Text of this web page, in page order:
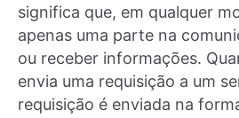
significa que, em qualquer
apenas uma parte na
ou receber informações.
envia uma requisição a um
requisição é enviada na